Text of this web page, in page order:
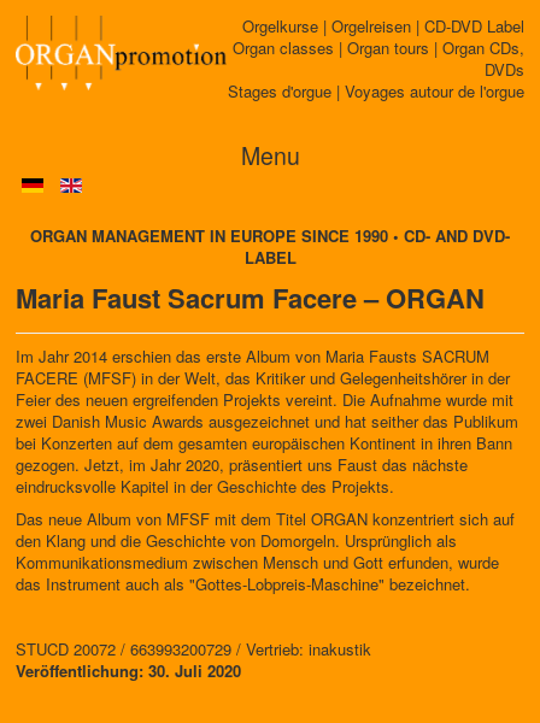
Orgelkurse | Orgelreisen | CD-DVD Label
Organ classes | Organ tours | Organ CDs,
DVDs
Stages d'orgue | Voyages autour de l'orgue
Menu
ORGAN MANAGEMENT IN EUROPE SINCE 1990 • CD- AND DVD-
LABEL
Maria Faust Sacrum Facere – ORGAN
Im Jahr 2014 erschien das erste Album von Maria Fausts SACRUM
FACERE (MFSF) in der Welt, das Kritiker und Gelegenheitshörer in der
Feier des neuen ergreifenden Projekts vereint. Die Aufnahme wurde mit
zwei Danish Music Awards ausgezeichnet und hat seither das Publikum
bei Konzerten auf dem gesamten europäischen Kontinent in ihren Bann
gezogen. Jetzt, im Jahr 2020, präsentiert uns Faust das nächste
eindrucksvolle Kapitel in der Geschichte des Projekts.
Das neue Album von MFSF mit dem Titel ORGAN konzentriert sich auf
den Klang und die Geschichte von Domorgeln. Ursprünglich als
Kommunikationsmedium zwischen Mensch und Gott erfunden, wurde
das Instrument auch als "Gottes-Lobpreis-Maschine" bezeichnet.
STUCD 20072 / 663993200729 / Vertrieb: inakustik
Veröffentlichung: 30. Juli 2020